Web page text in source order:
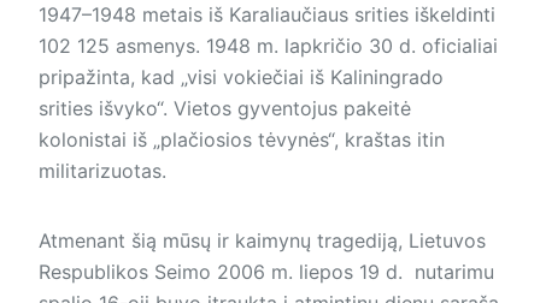
1947–1948 metais iš Karaliaučiaus srities iškeldinti
102 125 asmenys. 1948 m. lapkričio 30 d. oficialiai
pripažinta, kad „visi vokiečiai iš Kaliningrado
srities išvyko“. Vietos gyventojus pakeitė
kolonistai iš „plačiosios tėvynės“, kraštas itin
militarizuotas.
Atmenant šią mūsų ir kaimynų tragediją, Lietuvos
Respublikos Seimo 2006 m. liepos 19 d. nutarimu